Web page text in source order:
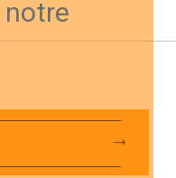
notre